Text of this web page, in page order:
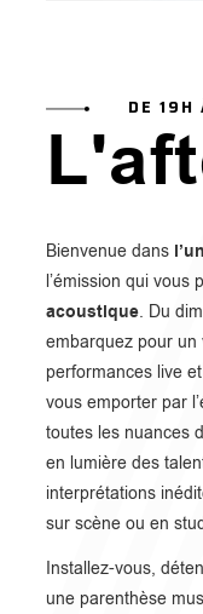
DE 19H
Bienvenue dans
l’émission qui
acoustique. Du
embarquez pour
performances live
vous emporter par
toutes les nuances
en lumière des
interprétations
sur scène ou en
Installez-vous,
une parenthèse